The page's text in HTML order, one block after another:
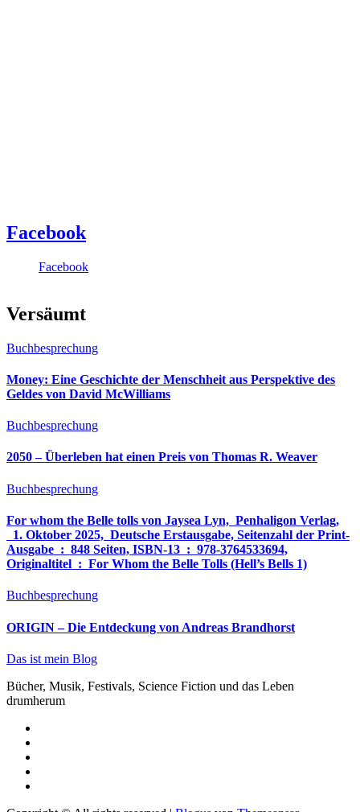
Facebook
Facebook
Versäumt
Buchbesprechung
Money: Eine Geschichte der Menschheit aus Perspektive des
Geldes von David McWilliams
Buchbesprechung
2050 – Überleben hat einen Preis von Thomas R. Weaver
Buchbesprechung
For whom the Belle tolls von Jaysea Lyn, ‎ Penhaligon Verlag,
‎ 1. Oktober 2025, ‎ Deutsche Erstausgabe, Seitenzahl der Print-
Ausgabe ‏ : ‎ 848 Seiten, ISBN-13 ‏ : ‎ 978-3764533694,
Originaltitel ‏ : ‎ For Whom the Belle Tolls (Hell’s Bells 1)
Buchbesprechung
ORIGIN – Die Entdeckung von Andreas Brandhorst
Das ist mein Blog
Bücher, Musik, Festivals, Science Fiction und das Leben
drumherum